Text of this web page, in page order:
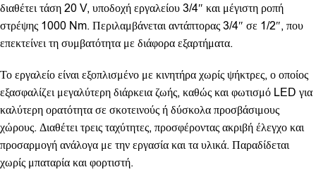
διαθέτει τάση 20 V, υποδοχή εργαλείου 3/4″ και μέγιστη ροπή
στρέψης 1000 Nm. Περιλαμβάνεται αντάπτορας 3/4″ σε 1/2″, που
επεκτείνει τη συμβατότητα με διάφορα εξαρτήματα.
Το εργαλείο είναι εξοπλισμένο με κινητήρα χωρίς ψήκτρες, ο οποίος
εξασφαλίζει μεγαλύτερη διάρκεια ζωής, καθώς και φωτισμό LED για
καλύτερη ορατότητα σε σκοτεινούς ή δύσκολα προσβάσιμους
χώρους. Διαθέτει τρεις ταχύτητες, προσφέροντας ακριβή έλεγχο και
προσαρμογή ανάλογα με την εργασία και τα υλικά. Παραδίδεται
χωρίς μπαταρία και φορτιστή.